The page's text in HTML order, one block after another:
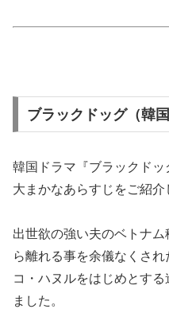
ブラックドッグ（韓
韓国ドラマ『ブラックド
大まかなあらすじをご紹介
出世欲の強い夫のベトナ
ら離れる事を余儀なくされ
コ・ハヌルをはじめとす
ました。